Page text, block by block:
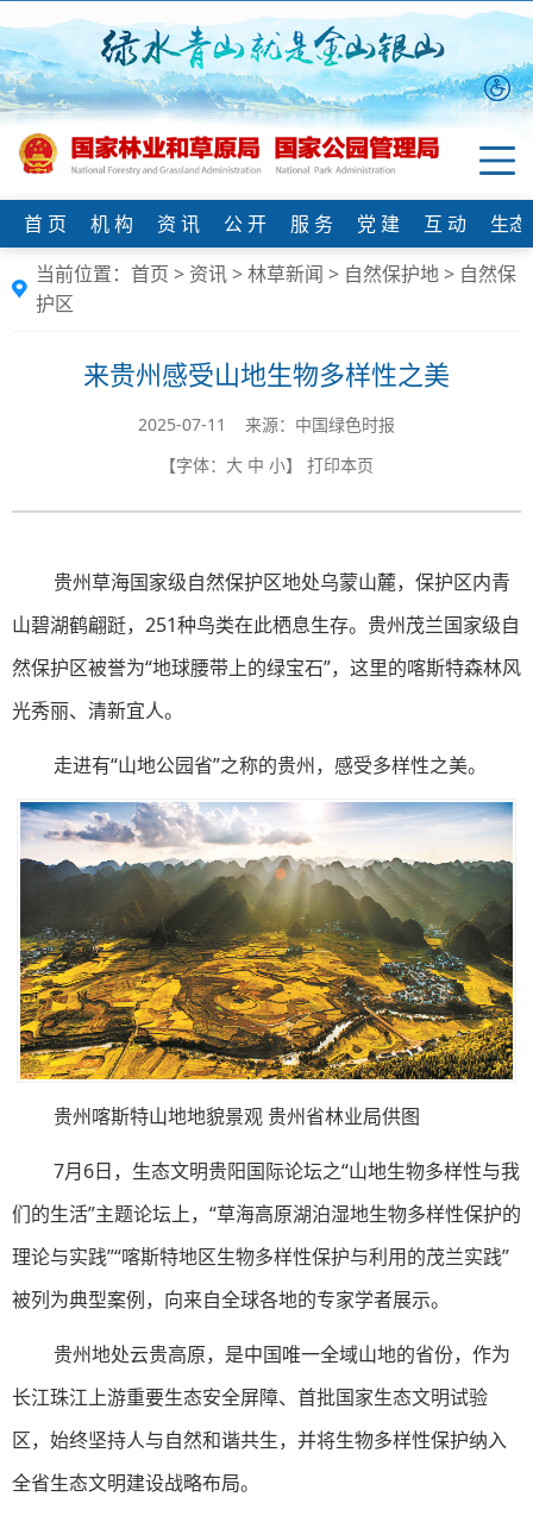
首 页 机 构 资 讯 公 开 服 务 党 建 互 动
生
当前位置： 首页 > 资讯>林草新闻 > 自然保护地> 自然保
护区
来贵州感受山地生物多样性之美
2025-07-11 来源：中国绿色时报
【字体： 大 中 小】 打印本页
贵州草海国家级自然保护区地处乌蒙山麓，保护区内青
山碧湖鹤翩跹，251种鸟类在此栖息生存。贵州茂兰国家级自
然保护区被誉为“地球腰带上的绿宝石”，这里的喀斯特森林风
光秀丽、清新宜人。
走进有“山地公园省”之称的贵州，感受多样性之美。
贵州喀斯特山地地貌景观 贵州省林业局供图
7月6日，生态文明贵阳国际论坛之“山地生物多样性与我
们的生活”主题论坛上，“草海高原湖泊湿地生物多样性保护的
理论与实践”“喀斯特地区生物多样性保护与利用的茂兰实践”
被列为典型案例，向来自全球各地的专家学者展示。
贵州地处云贵高原，是中国唯一全域山地的省份，作为
长江珠江上游重要生态安全屏障、首批国家生态文明试验
区，始终坚持人与自然和谐共生，并将生物多样性保护纳入
全省生态文明建设战略布局。